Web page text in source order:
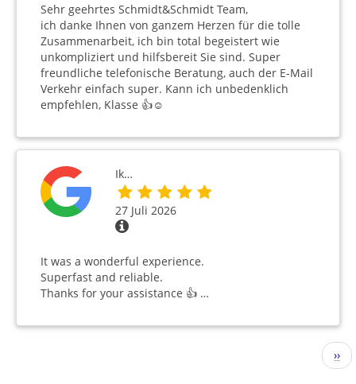
Sehr geehrtes Schmidt&Schmidt Team,
ich danke Ihnen von ganzem Herzen für die tolle
Zusammenarbeit, ich bin total begeistert wie
unkompliziert und hilfsbereit Sie sind. Super
freundliche telefonische Beratung, auch der E-Mail
Verkehr einfach super. Kann ich unbedenklich
empfehlen, Klasse 👍☺️
Ik…
27 Juli 2026
It was a wonderful experience.
Superfast and reliable.
Thanks for your assistance 👍 …
››